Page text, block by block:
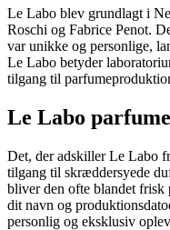
Le Labo blev grundlagt i
Roschi og Fabrice Penot.
var unikke og personlige,
Le Labo betyder
tilgang til
Le Labo
Det, der adskiller Le Labo
tilgang til skræddersyede
bliver den ofte blandet frisk
dit navn og
personlig og eksklusiv